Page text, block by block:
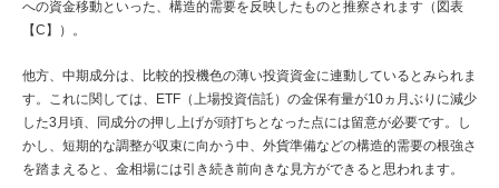
への資金移動といった、構造的需要を反映したものと推察されます（図表
【C】）。
他方、中期成分は、比較的投機色の薄い投資資金に連動しているとみられま
す。これに関しては、ETF（上場投資信託）の金保有量が10ヵ月ぶりに減少
した3月頃、同成分の押し上げが頭打ちとなった点には留意が必要です。し
かし、短期的な調整が収束に向かう中、外貨準備などの構造的需要の根強さ
を踏まえると、金相場には引き続き前向きな見方ができると思われます。